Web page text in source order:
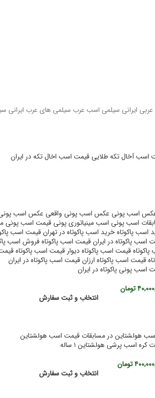
اسب پونی پاکوتاه در ایران
تومان
انتخاب و ثبت سفارش
کره اسب پرشی هولشتاین ۱ ساله
تومان
انتخاب و ثبت سفارش